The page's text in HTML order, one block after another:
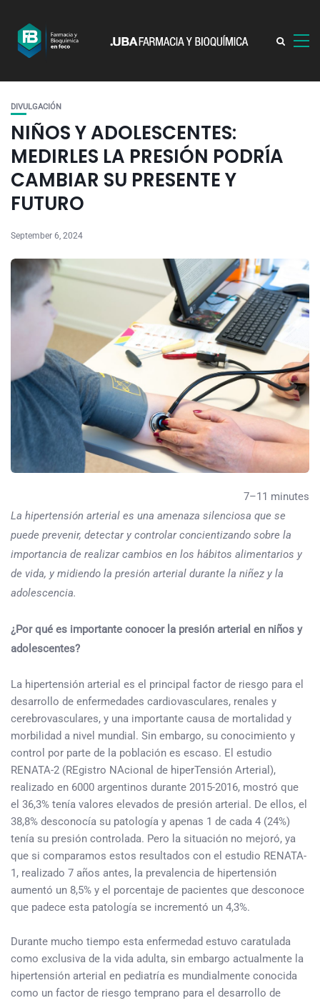
DIVULGACIÓN
NIÑOS Y ADOLESCENTES:
MEDIRLES LA PRESIÓN PODRÍA
CAMBIAR SU PRESENTE Y
FUTURO
September 6, 2024
7–11 minutes
La hipertensión arterial es una amenaza silenciosa que se
puede prevenir, detectar y controlar concientizando sobre la
importancia de realizar cambios en los hábitos alimentarios y
de vida, y midiendo la presión arterial durante la niñez y la
adolescencia.
¿Por qué es importante conocer la presión arterial en niños y
adolescentes?
La hipertensión arterial es el principal factor de riesgo para el
desarrollo de enfermedades cardiovasculares, renales y
cerebrovasculares, y una importante causa de mortalidad y
morbilidad a nivel mundial. Sin embargo, su conocimiento y
control por parte de la población es escaso. El estudio
RENATA-2 (REgistro NAcional de hiperTensión Arterial),
realizado en 6000 argentinos durante 2015-2016, mostró que
el 36,3% tenía valores elevados de presión arterial. De ellos, el
38,8% desconocía su patología y apenas 1 de cada 4 (24%)
tenía su presión controlada. Pero la situación no mejoró, ya
que si comparamos estos resultados con el estudio RENATA-
1, realizado 7 años antes, la prevalencia de hipertensión
aumentó un 8,5% y el porcentaje de pacientes que desconoce
que padece esta patología se incrementó un 4,3%.
Durante mucho tiempo esta enfermedad estuvo caratulada
como exclusiva de la vida adulta, sin embargo actualmente la
hipertensión arterial en pediatría es mundialmente conocida
como un factor de riesgo temprano para el desarrollo de